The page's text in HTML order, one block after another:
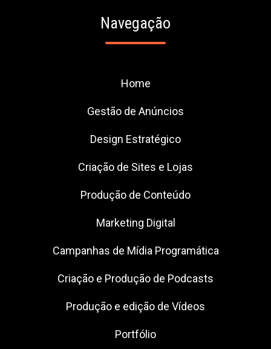
Navegação
Home
Gestão de Anúncios
Design Estratégico
Criação de Sites e Lojas
Produção de Conteúdo
Marketing Digital
Campanhas de Mídia Programática
Criação e Produção de Podcasts
Produção e edição de Vídeos
Portfólio